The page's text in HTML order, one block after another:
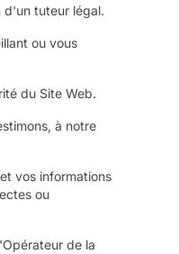
d'un tuteur légal.
ou vous
du Site Web.
à notre
vos informations
ou
de la